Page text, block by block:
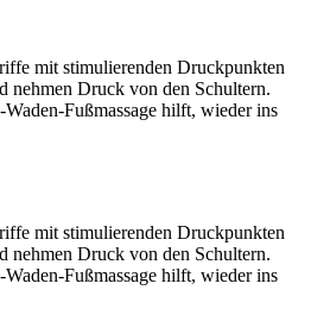
mit stimulierenden Druckpunkten
nehmen Druck von den Schultern.
Fußmassage hilft, wieder ins
mit stimulierenden Druckpunkten
nehmen Druck von den Schultern.
Fußmassage hilft, wieder ins